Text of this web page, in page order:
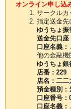
オンライン申し込
サークルカ
指定送金先
ゆうちょ振
送金先口座
口座名義
他の金融機
ゆうちょ銀
店番：229
店名：二二
預金種別：
口座番号：
口座名義：